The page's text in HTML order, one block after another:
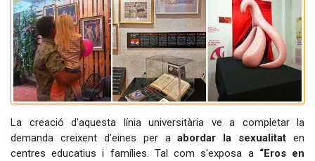
La creació d'aquesta línia universitària ve a completar la
demanda creixent d'eines per aabordar la sexualitat en
centres educatius i famílies. Tal com s'exposa a “Eros en